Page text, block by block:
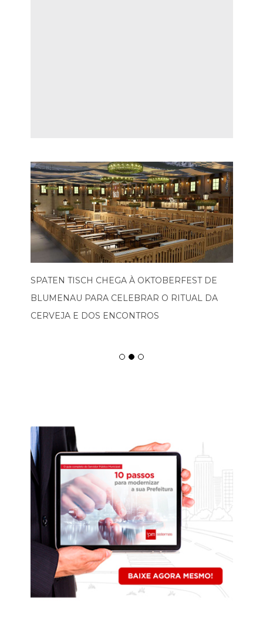
SPATEN TISCH CHEGA À OKTOBERFEST DE
BLUMENAU PARA CELEBRAR O RITUAL DA
CERVEJA E DOS ENCONTROS